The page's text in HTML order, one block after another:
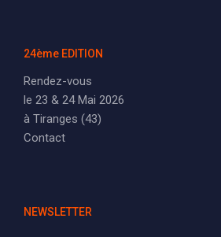
24ème EDITION
Rendez-vous
le 23 & 24 Mai 2026
à Tiranges (43)
Contact
NEWSLETTER